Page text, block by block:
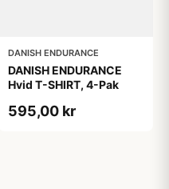
DANISH ENDURANCE
DANISH ENDURANCE
Hvid T-SHIRT, 4-Pak
595,00 kr